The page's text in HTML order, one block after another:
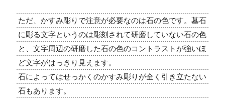
ただ、かすみ彫りで注意が必要なのは石の色です。墓石
に彫る文字というのは彫刻されて研磨していない石の色
と、文字周辺の研磨した石の色のコントラストが強いほ
ど文字がはっきり見えます。
石によってはせっかくのかすみ彫りが全く引き立たない
石もあります。